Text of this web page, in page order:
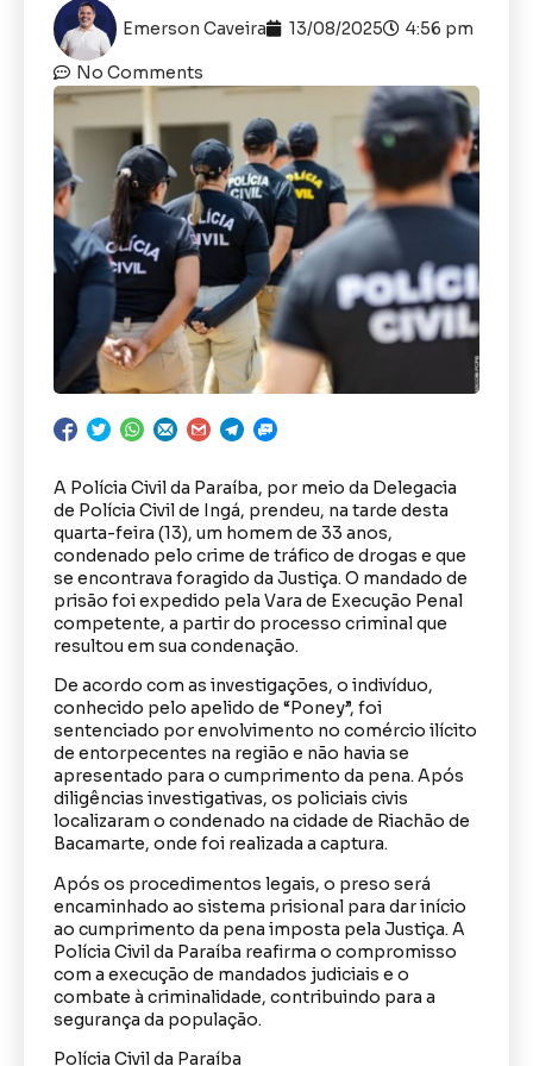
Emerson Caveira 13/08/2025 4:56 pm
No Comments
A Polícia Civil da Paraíba, por meio da Delegacia
de Polícia Civil de Ingá, prendeu, na tarde desta
quarta-feira (13), um homem de 33 anos,
condenado pelo crime de tráfico de drogas e que
se encontrava foragido da Justiça. O mandado de
prisão foi expedido pela Vara de Execução Penal
competente, a partir do processo criminal que
resultou em sua condenação.
De acordo com as investigações, o indivíduo,
conhecido pelo apelido de “Poney”, foi
sentenciado por envolvimento no comércio ilícito
de entorpecentes na região e não havia se
apresentado para o cumprimento da pena. Após
diligências investigativas, os policiais civis
localizaram o condenado na cidade de Riachão de
Bacamarte, onde foi realizada a captura.
Após os procedimentos legais, o preso será
encaminhado ao sistema prisional para dar início
ao cumprimento da pena imposta pela Justiça. A
Polícia Civil da Paraíba reafirma o compromisso
com a execução de mandados judiciais e o
combate à criminalidade, contribuindo para a
segurança da população.
Polícia Civil da Paraíba